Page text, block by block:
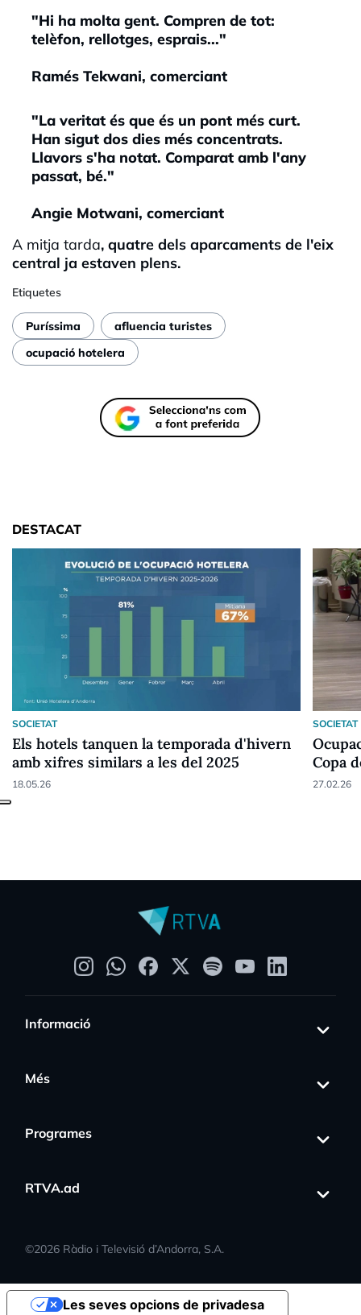
"Hi ha molta gent. Compren de tot:
telèfon, rellotges, esprais..."
Ramés Tekwani, comerciant
"La veritat és que és un pont més curt.
Han sigut dos dies més concentrats.
Llavors s'ha notat. Comparat amb l'any
passat, bé."
Angie Motwani, comerciant
A mitja tarda, quatre dels aparcaments de l'eix
central ja estaven plens.
Etiquetes
Puríssima
afluencia turistes
ocupació hotelera
DESTACAT
SOCIETAT
Els hotels tanquen la temporada d'hivern
amb xifres similars a les del 2025
18.05.26
SOCIETAT
Copa
27.02.26
Informació
Més
Programes
RTVA.ad
©2026 Ràdio i Televisió d’Andorra, S.A.
Les seves opcions de privadesa